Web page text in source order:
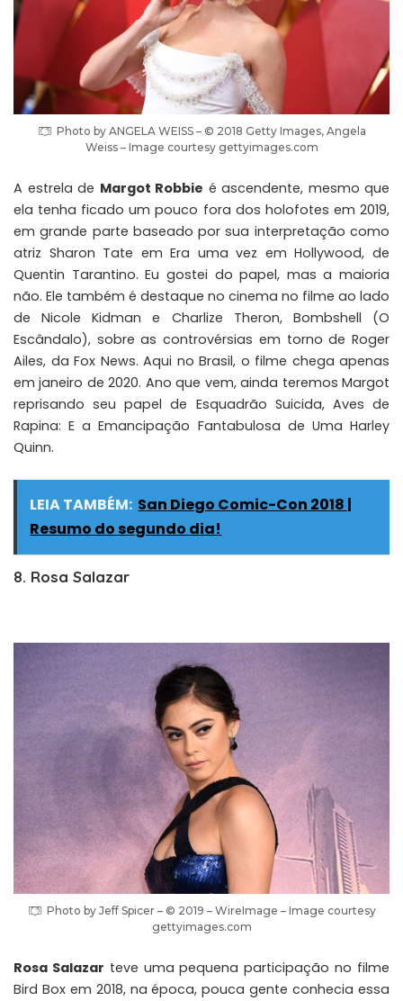
Photo by ANGELA WEISS – © 2018 Getty Images, Angela
Weiss – Image courtesy gettyimages.com
A estrela de Margot Robbie é ascendente, mesmo que
ela tenha ficado um pouco fora dos holofotes em 2019,
em grande parte baseado por sua interpretação como
atriz Sharon Tate em Era uma vez em Hollywood, de
Quentin Tarantino. Eu gostei do papel, mas a maioria
não. Ele também é destaque no cinema no filme ao lado
de Nicole Kidman e Charlize Theron, Bombshell (O
Escândalo), sobre as controvérsias em torno de Roger
Ailes, da Fox News. Aqui no Brasil, o filme chega apenas
em janeiro de 2020. Ano que vem, ainda teremos Margot
reprisando seu papel de Esquadrão Suicida, Aves de
Rapina: E a Emancipação Fantabulosa de Uma Harley
Quinn.
LEIA TAMBÉM: San Diego Comic-Con 2018 |
Resumo do segundo dia!
8. Rosa Salazar
Photo by Jeff Spicer – © 2019 – WireImage – Image courtesy
gettyimages.com
Rosa Salazar teve uma pequena participação no filme
Bird Box em 2018, na época, pouca gente conhecia essa